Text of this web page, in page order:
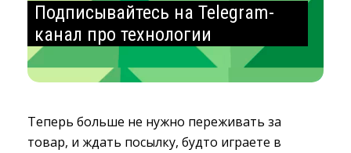
Подписывайтесь на Telegram-
канал про технологии
Теперь больше не нужно переживать за
товар, и ждать посылку, будто играете в